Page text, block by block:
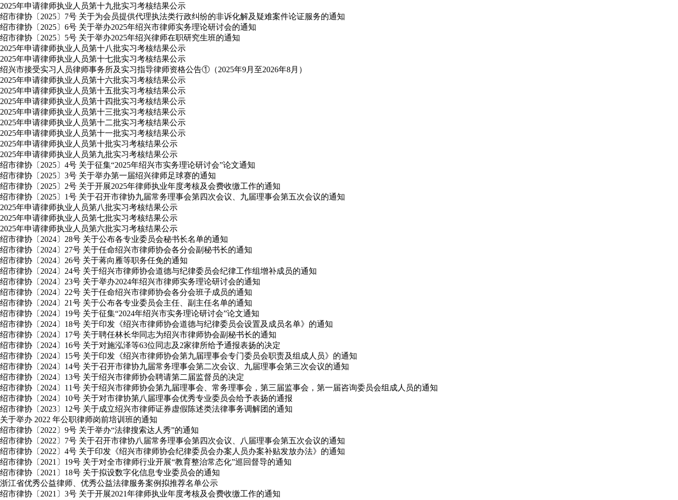
2025年申请律师执业人员第十九批实习考核结果公示
绍市律协〔2025〕7号 关于为会员提供代理执法类行政纠纷的非诉化解及疑难案件论证服务的通知
绍市律协〔2025〕6号 关于举办2025年绍兴市律师实务理论研讨会的通知
绍市律协〔2025〕5号 关于举办2025年绍兴律师在职研究生班的通知
2025年申请律师执业人员第十八批实习考核结果公示
2025年申请律师执业人员第十七批实习考核结果公示
绍兴市接受实习人员律师事务所及实习指导律师资格公告①（2025年9月至2026年8月）
2025年申请律师执业人员第十六批实习考核结果公示
2025年申请律师执业人员第十五批实习考核结果公示
2025年申请律师执业人员第十四批实习考核结果公示
2025年申请律师执业人员第十三批实习考核结果公示
2025年申请律师执业人员第十二批实习考核结果公示
2025年申请律师执业人员第十一批实习考核结果公示
2025年申请律师执业人员第十批实习考核结果公示
2025年申请律师执业人员第九批实习考核结果公示
绍市律协〔2025〕4号 关于征集“2025年绍兴市实务理论研讨会”论文通知
绍市律协〔2025〕3号 关于举办第一届绍兴律师足球赛的通知
绍市律协〔2025〕2号 关于开展2025年律师执业年度考核及会费收缴工作的通知
绍市律协〔2025〕1号 关于召开市律协九届常务理事会第四次会议、九届理事会第五次会议的通知
2025年申请律师执业人员第八批实习考核结果公示
2025年申请律师执业人员第七批实习考核结果公示
2025年申请律师执业人员第六批实习考核结果公示
绍市律协〔2024〕28号 关于公布各专业委员会秘书长名单的通知
绍市律协〔2024〕27号 关于任命绍兴市律师协会各分会副秘书长的通知
绍市律协〔2024〕26号 关于蒋向雁等职务任免的通知
绍市律协〔2024〕24号 关于绍兴市律师协会道德与纪律委员会纪律工作组增补成员的通知
绍市律协〔2024〕23号 关于举办2024年绍兴市律师实务理论研讨会的通知
绍市律协〔2024〕22号 关于任命绍兴市律师协会各分会班子成员的通知
绍市律协〔2024〕21号 关于公布各专业委员会主任、副主任名单的通知
绍市律协〔2024〕19号 关于征集“2024年绍兴市实务理论研讨会”论文通知
绍市律协〔2024〕18号 关于印发《绍兴市律师协会道德与纪律委员会设置及成员名单》的通知
绍市律协〔2024〕17号 关于聘任林长华同志为绍兴市律师协会副秘书长的通知
绍市律协〔2024〕16号 关于对施泓泽等63位同志及2家律所给予通报表扬的决定
绍市律协〔2024〕15号 关于印发《绍兴市律师协会第九届理事会专门委员会职责及组成人员》的通知
绍市律协〔2024〕14号 关于召开市律协九届常务理事会第二次会议、九届理事会第三次会议的通知
绍市律协〔2024〕13号 关于绍兴市律师协会聘请第二届监督员的决定
绍市律协〔2024〕11号 关于绍兴市律师协会第九届理事会、常务理事会，第三届监事会，第一届咨询委员会组成人员的通知
绍市律协〔2024〕10号 关于对市律协第八届理事会优秀专业委员会给予表扬的通报
绍市律协〔2023〕12号 关于成立绍兴市律师证券虚假陈述类法律事务调解团的通知
关于举办 2022 年公职律师岗前培训班的通知
绍市律协〔2022〕9号 关于举办“法律搜索达人秀”的通知
绍市律协〔2022〕7号 关于召开市律协八届常务理事会第四次会议、八届理事会第五次会议的通知
绍市律协〔2022〕4号 关于印发《绍兴市律师协会纪律委员会办案人员办案补贴发放办法》的通知
绍市律协〔2021〕19号 关于对全市律师行业开展“教育整治常态化”巡回督导的通知
绍市律协〔2021〕18号 关于拟设数字化信息专业委员会的通知
浙江省优秀公益律师、优秀公益法律服务案例拟推荐名单公示
绍市律协〔2021〕3号 关于开展2021年律师执业年度考核及会费收缴工作的通知